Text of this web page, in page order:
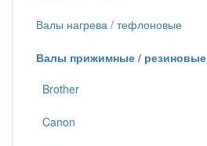
Валы нагрева / тефлоновые
Валы прижимные / резиновые
Brother
Canon